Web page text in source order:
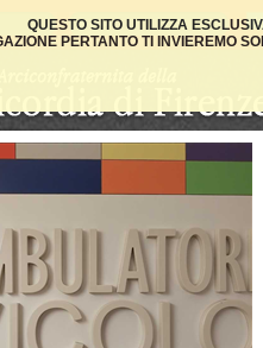
QUESTO SITO UTILIZZA
PERTANTO TI INVIEREMO